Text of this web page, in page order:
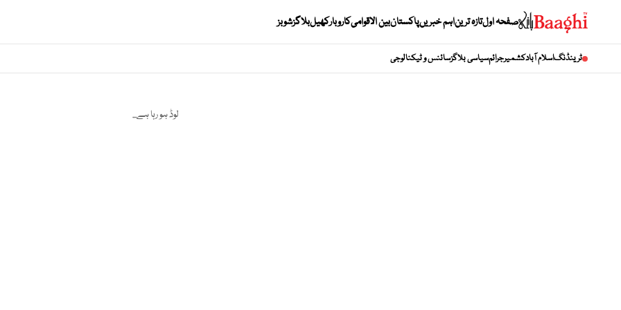
صفحہ اولتازہ تریناہم خبریںپاکستانبین الاقوامیکاروبارکھیلبلاگزشوبز
ٹرینڈنگاسلام آبادکشمیرجرائمسیاسی بلاگزسائنس و ٹیکنالوجی
لوڈ ہو رہا ہے...